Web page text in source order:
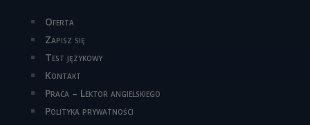
Oferta
Zapisz się
Test językowy
Kontakt
Praca – Lektor angielskiego
Polityka prywatności